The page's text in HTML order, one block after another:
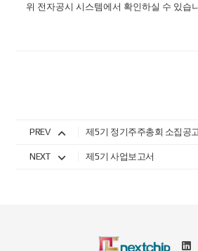
위 전자공시 시스템에서 확인하실 수 있습
PREV 제5기 정기주주총회 소집공고
NEXT 제5기 사업보고서